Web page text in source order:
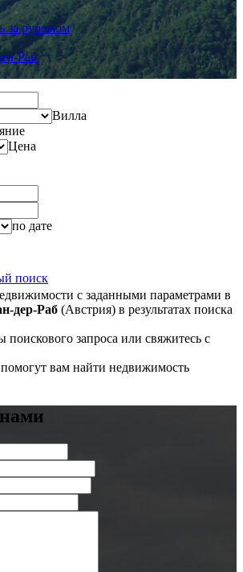
за рубежом
Раб
Вилла
Цена
по дате
поиск
с заданными параметрами в
дер-Раб (Австрия) в результатах поиска
поискового запроса или свяжитесь с
вам найти недвижимость